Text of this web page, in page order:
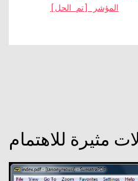
المؤشر [تم الحل]
مثيرة للاهتمام